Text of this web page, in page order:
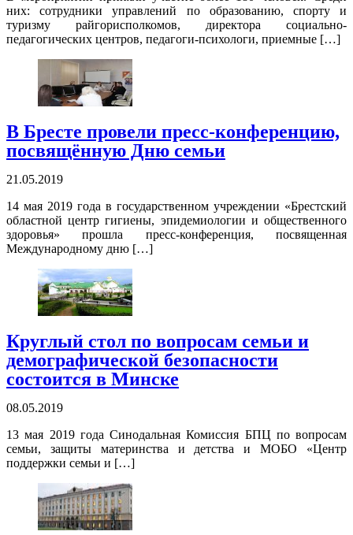
них: сотрудники управлений по образованию, спорту и
туризму райгорисполкомов, директора социально-
педагогических центров, педагоги-психологи, приемные […]
В Бресте провели пресс-конференцию,
посвящённую Дню семьи
21.05.2019
14 мая 2019 года в государственном учреждении «Брестский
областной центр гигиены, эпидемиологии и общественного
здоровья» прошла пресс-конференция, посвященная
Международному дню […]
Круглый стол по вопросам семьи и
демографической безопасности
состоится в Минске
08.05.2019
13 мая 2019 года Синодальная Комиссия БПЦ по вопросам
семьи, защиты материнства и детства и МОБО «Центр
поддержки семьи и […]